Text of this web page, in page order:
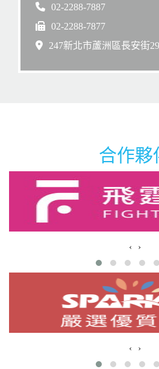
02-2288-7887
02-2288-7877
247新北市蘆洲區長安街
合作夥
‹ ›
‹ ›